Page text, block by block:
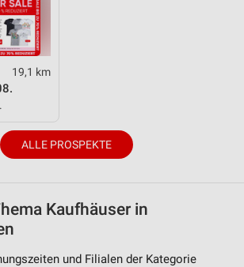
19,1 km
ALLE PROSPEKTE
Kaufhäuser in
und Filialen der Kategorie